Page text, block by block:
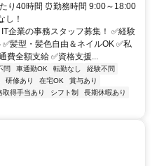
り40時間 ⏰勤務時間 9:00～18:00
し！
企業の事務スタッフ募集！ ✅経験
髪型・髪色自由＆ネイルOK ✅私
費全額支給 ✅資格支援...
問 車通勤OK 転勤なし
経験不問
研修あり 在宅OK
賞与あり
取得手当あり シフト制
長期休暇あり